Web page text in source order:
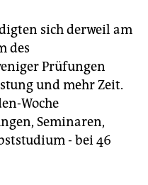
sich derweil am
des
Prüfungen
und mehr Zeit.
Woche
Seminaren,
- bei 46